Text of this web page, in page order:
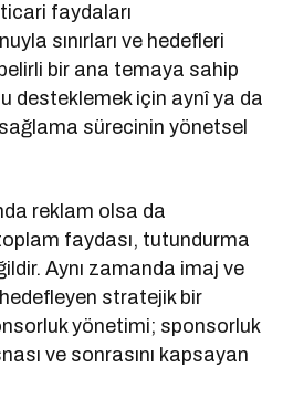
ticari faydaları
sınırları ve hedefleri
bir ana temaya sahip
desteklemek için aynî ya da
sürecinin yönetsel
reklam olsa da
faydası, tutundurma
Aynı zamanda imaj ve
stratejik bir
yönetimi; sponsorluk
ve sonrasını kapsayan